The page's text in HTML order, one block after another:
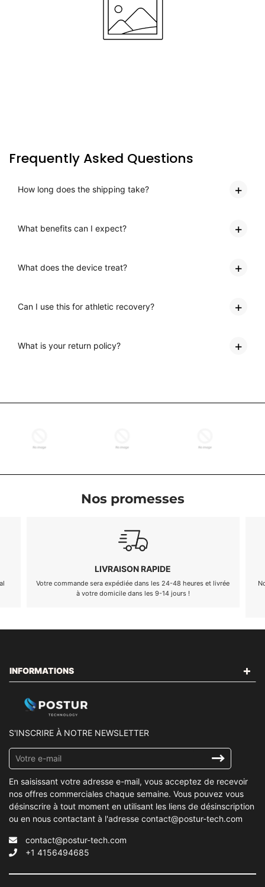
Frequently Asked Questions
How long does the shipping take?
What benefits can I expect?
What does the device treat?
Can I use this for athletic recovery?
What is your return policy?
Nos promesses
livrée
SATISFACTION GARANTIE
Nos normes de qualité élevées garantissent la satisfaction de
nos clients. En outre, nous offrons une garantie de
INFORMATIONS
S'INSCRIRE À NOTRE NEWSLETTER
Inscrivez-
vous
à
notre
infolettre
En saisissant votre adresse e-mail, vous acceptez de recevoir
nos offres commerciales chaque semaine. Vous pouvez vous
désinscrire à tout moment en utilisant les liens de désinscription
ou en nous contactant à l'adresse contact@postur-tech.com
contact@postur-tech.com
+1 4156494685